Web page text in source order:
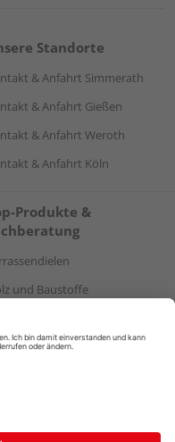
Standorte
& Anfahrt Simmerath
& Anfahrt Gießen
& Anfahrt Weroth
& Anfahrt Köln
Produkte &
und Baustoffe
Barrierefreiheitserklärung